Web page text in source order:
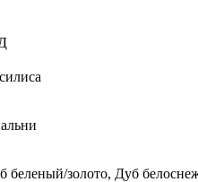
беленый/золото, Дуб